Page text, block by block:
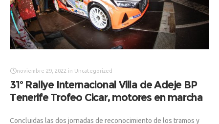
noviembre 29, 2022 in Uncategorized
31º Rallye Internacional Villa de Adeje BP
Tenerife Trofeo Cicar, motores en marcha
Concluidas las dos jornadas de reconocimiento de los tramos y